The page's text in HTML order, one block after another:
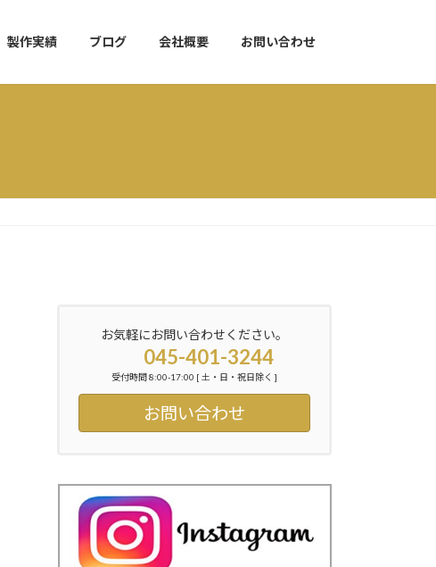
製作実績 ブログ 会社概要 お問い合わせ
お気軽にお問い合わせください。
045-401-3244
受付時間 8:00-17:00 [ 土・日・祝日除く ]
お問い合わせ